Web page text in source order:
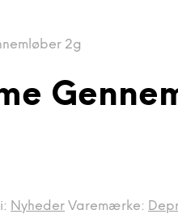
2g
Nyheder Varemærke: